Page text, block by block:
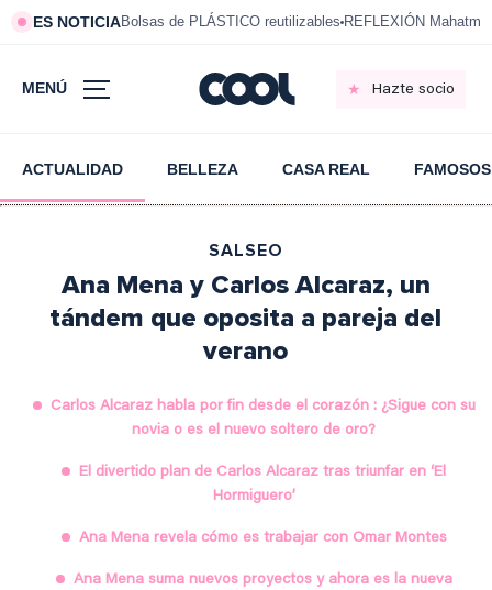
ES NOTICIABolsas de PLÁSTICO reutilizables REFLEXIÓN
MENÚ Hazte socio
ACTUALIDAD BELLEZA CASA REAL FAMOSOS
SALSEO
Ana Mena y Carlos Alcaraz, un
tándem que oposita a pareja del
verano
Carlos Alcaraz habla por fin desde el corazón : ¿Sigue con su
novia o es el nuevo soltero de oro?
El divertido plan de Carlos Alcaraz tras triunfar en ‘El
Hormiguero’
Ana Mena revela cómo es trabajar con Omar Montes
Ana Mena suma nuevos proyectos y ahora es la nueva